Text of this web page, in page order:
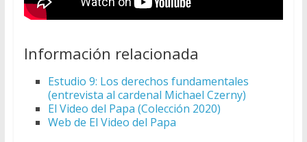
Información relacionada
Estudio 9: Los derechos fundamentales
(entrevista al cardenal Michael Czerny)
El Video del Papa (Colección 2020)
Web de El Video del Papa